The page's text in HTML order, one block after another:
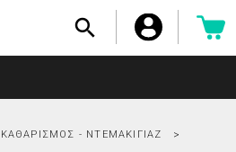

ΚΑΘΑΡΙΣΜΌΣ - ΝΤΕΜΑΚΙΓΙΆΖ